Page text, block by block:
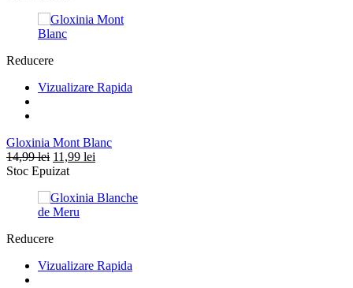
fost:
15,99 lei.
11,99 lei.
Reducere
Vizualizare Rapida
Gloxinia Mont Blanc
14,99lei Prețul
inițial
fost:
14,99 lei.
11,99 lei
11,99 lei.
Stoc Epuizat
Reducere
Vizualizare Rapida